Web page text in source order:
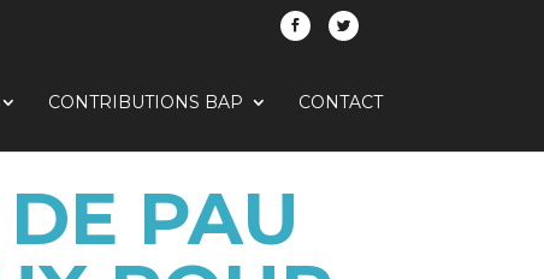
CONTRIBUTIONS BAP CONTACT
PAU